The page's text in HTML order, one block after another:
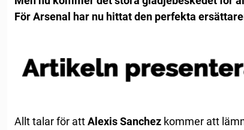
För Arsenal har nu hittat den perfekta
Allt talar för attAlexis Sanchez kommer att